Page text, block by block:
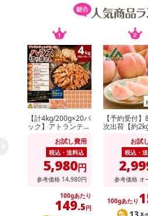
賞味期限:出荷より3か月以上
栄養成分表示: 100g当たり
エネルギー 105kcal
たんぱく質 18.8g
脂質 0.6g(推定値)
炭水化物 6.0g
食塩相当量 2.8g
・賞味期限：出荷より3か月以上
・原産国（最終加工地）：ロシア産助
・原材料/材質/素材：すけとうだらの
調味料、酒、唐辛子、植物蛋白加水分
ルビトール、Ph調整剤、トレハロー
味料(アミノ酸等)、酸化防止剤(V、C)
【計4kg/200g×20パ
ック】アトランティ
切り落としお試し費用
税込・送料込
5,980円
参考価格 14,980円
100gあたり
149.5円
【予約受付
次出荷【約
玉数おまかせ
お試
税込・
参考価格 オ
100gあたり